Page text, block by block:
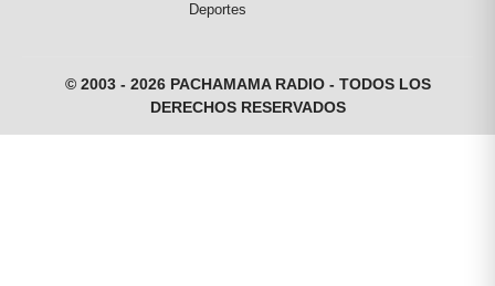
Deportes
© 2003 - 2026 PACHAMAMA RADIO - TODOS LOS
DERECHOS RESERVADOS